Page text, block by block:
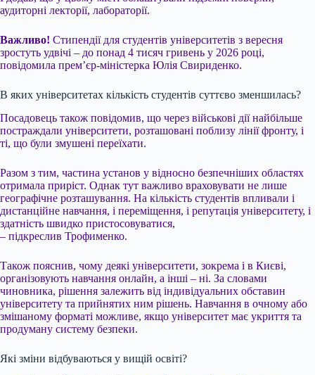
аудиторні лекторії, лабораторії.
Важливо! Стипендії для студентів університетів з вересня
зростуть удвічі – до понад 4 тисяч гривень у 2026 році,
повідомила прем’єр-міністерка Юлія Свириденко.
В яких університетах кількість студентів суттєво зменшилась?
Посадовець також повідомив, що через військові дії найбільше
постраждали університети, розташовані поблизу лінії фронту, і
ті, що були змушені переїхати.
Разом з тим, частина установ у відносно безпечніших областях
отримала приріст. Однак тут важливо враховувати не лише
географічне розташування. На кількість студентів впливали і
дистанційне навчання, і переміщення, і репутація університету, і
здатність швидко пристосовуватися,
– підкреслив Трофименко.
Також пояснив, чому деякі університети, зокрема і в Києві,
організовують навчання онлайн, а інші – ні. За словами
чиновника, рішення залежить від індивідуальних обставин
університету та прийнятих ним рішень. Навчання в очному або
змішаному форматі можливе, якщо університет має укриття та
продуману систему безпеки.
Які зміни відбуваються у вищій освіті?